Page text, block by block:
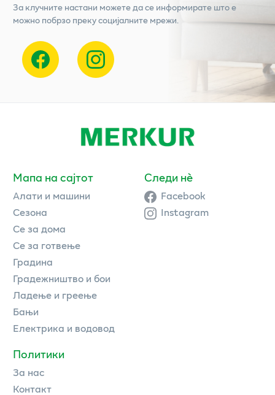
За клучните настани можете да се информирате што е
можно побрзо преку социјалните мрежи.
Мапа на сајтот
Алати и машини
Сезона
Се за дома
Се за готвење
Градина
Градежништво и бои
Ладење и греење
Бањи
Електрика и водовод
Политики
За нас
Контакт
Следи нè
Facebook
Instagram